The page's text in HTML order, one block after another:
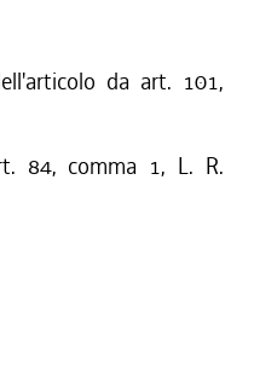
da art. 101,
84, comma 1, L. R.